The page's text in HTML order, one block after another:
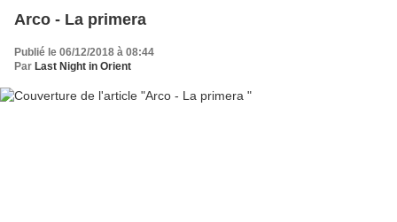
Arco - La primera
Publié le 06/12/2018 à 08:44
Par Last Night in Orient